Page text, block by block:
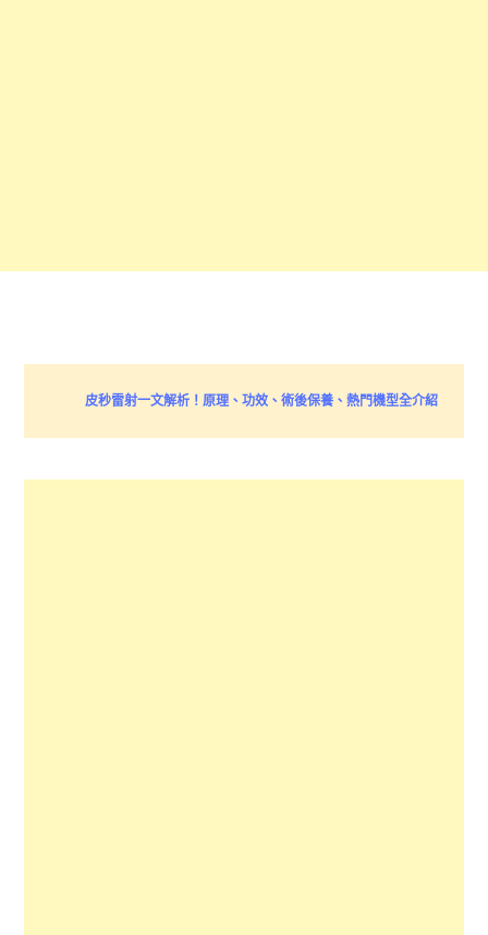
皮秒雷射一文解析！原理、功效、術後保養、熱門機型全介紹